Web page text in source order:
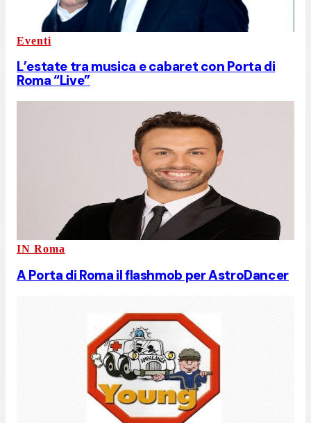
Eventi
L’estate tra musica e cabaret con Porta di
Roma “Live”
IN Roma
A Porta di Roma il flashmob per AstroDancer